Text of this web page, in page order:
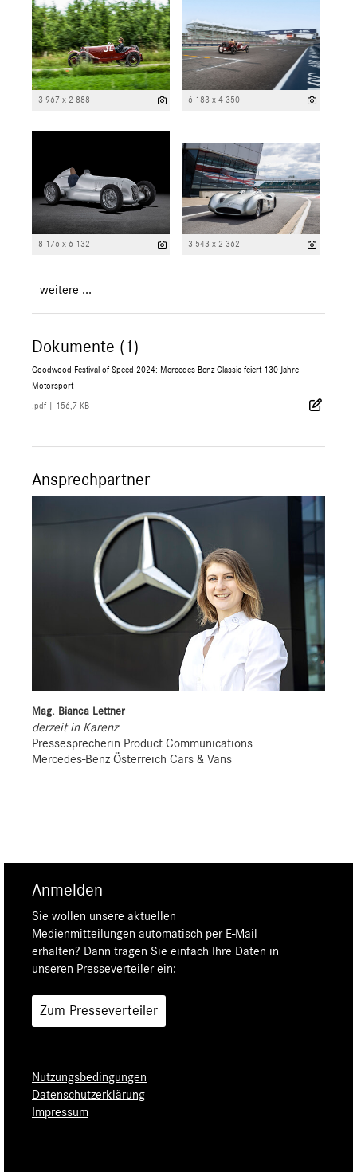
3 967 x 2 888 6 183 x 4 350
8 176 x 6 132 3 543 x 2 362
weitere ...
Dokumente (1)
Goodwood Festival of Speed 2024: Mercedes-Benz Classic feiert 130 Jahre
Motorsport
.pdf 156,7 KB
Ansprechpartner
Mag. Bianca Lettner
derzeit in Karenz
Pressesprecherin Product Communications
Mercedes-Benz Österreich Cars & Vans
Anmelden
Sie wollen unsere aktuellen
Medienmitteilungen automatisch per E-Mail
erhalten? Dann tragen Sie einfach Ihre Daten in
unseren Presseverteiler ein:
Zum Presseverteiler
Nutzungsbedingungen
Datenschutzerklärung
Impressum